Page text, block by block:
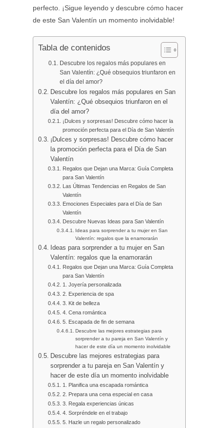
perfecto. ¡Sigue leyendo y descubre cómo hacer
de este San Valentín un momento inolvidable!
Tabla de contenidos
Descubre los regalos más populares en
San Valentín: ¿Qué obsequios triunfaron en
el día del amor?
Descubre los regalos más populares en San
Valentín: ¿Qué obsequios triunfaron en el
día del amor?
¡Dulces y sorpresas! Descubre cómo hacer la
promoción perfecta para el Día de San Valentín
¡Dulces y sorpresas! Descubre cómo hacer
la promoción perfecta para el Día de San
Valentín
Regalos que Dejan una Marca: Guía Completa
para San Valentín
Las Últimas Tendencias en Regalos de San
Valentín
Emociones Especiales para el Día de San
Valentín
Descubre Nuevas Ideas para San Valentín
Ideas para sorprender a tu mujer en San
Valentín: regalos que la enamorarán
Ideas para sorprender a tu mujer en San
Valentín: regalos que la enamorarán
Regalos que Dejan una Marca: Guía Completa
para San Valentín
1. Joyería personalizada
2. Experiencia de spa
3. Kit de belleza
4. Cena romántica
5. Escapada de fin de semana
Descubre las mejores estrategias para
sorprender a tu pareja en San Valentín y
hacer de este día un momento inolvidable
Descubre las mejores estrategias para
sorprender a tu pareja en San Valentín y
hacer de este día un momento inolvidable
1. Planifica una escapada romántica
2. Prepara una cena especial en casa
3. Regala experiencias únicas
4. Sorpréndele en el trabajo
5. Hazle un regalo personalizado